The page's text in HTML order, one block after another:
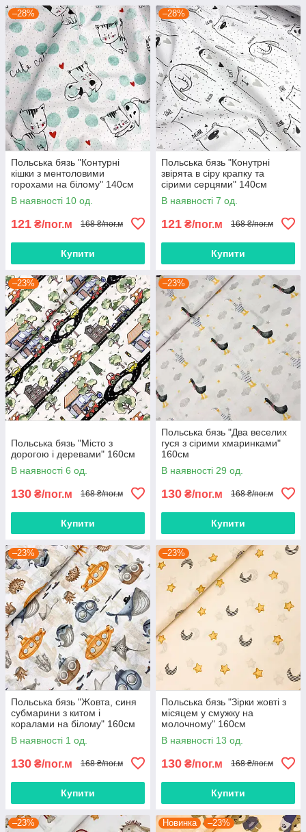
–28%
Польська бязь "Контурні
кішки з ментоловими
горохами на білому" 140см
В наявності 10 од.
121 ₴/пог.м 168 ₴/пог.м
Купити
–28%
Польська бязь "Конутрні
звірята в сіру крапку та
сірими серцями" 140см
В наявності 7 од.
121 ₴/пог.м 168 ₴/пог.м
Купити
–23%
Польська бязь "Місто з
дорогою і деревами" 160см
В наявності 6 од.
130 ₴/пог.м 168 ₴/пог.м
Купити
–23%
Польська бязь "Два веселих
гуся з сірими хмаринками"
160см
В наявності 29 од.
130 ₴/пог.м 168 ₴/пог.м
Купити
–23%
Польська бязь "Жовта, синя
субмарини з китом і
коралами на білому" 160см
В наявності 1 од.
130 ₴/пог.м 168 ₴/пог.м
Купити
–23%
Польська бязь "Зірки жовті з
місяцем у смужку на
молочному" 160см
В наявності 13 од.
130 ₴/пог.м 168 ₴/пог.м
Купити
–23% Новинка –23%